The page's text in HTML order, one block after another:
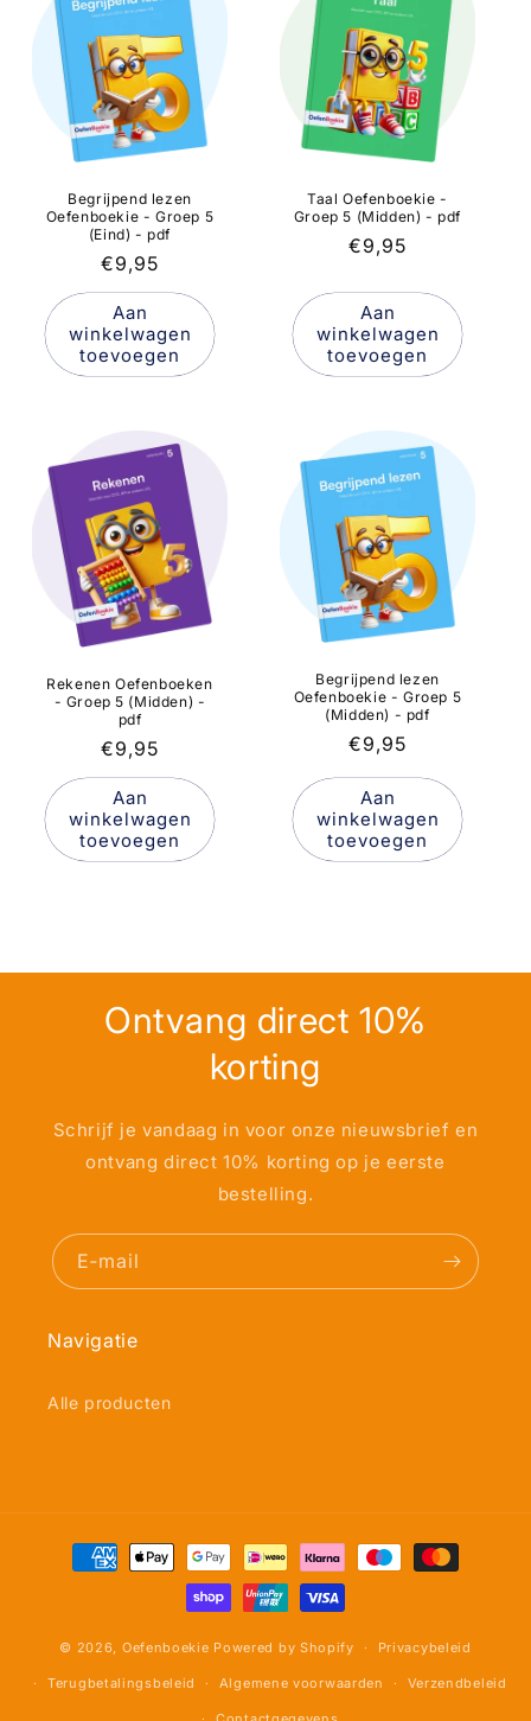
Begrijpend lezen
Oefenboekie - Groep 5
(Eind) - pdf
Normale
prijs
€9,95
Aan
winkelwagen
toevoegen
Taal Oefenboekie -
Groep 5 (Midden) - pdf
Normale
€9,95
Aan
winkelwagen
toevoegen
Rekenen Oefenboeken
- Groep 5 (Midden) -
pdf
Normale
prijs
€9,95
Aan
winkelwagen
toevoegen
Begrijpend lezen
Oefenboekie - Groep 5
(Midden) - pdf
Normale
prijs
€9,95
Aan
winkelwagen
toevoegen
Ontvang direct 10%
korting
Schrijf je vandaag in voor onze nieuwsbrief en
ontvang direct 10% korting op je eerste
bestelling.
E‑mail
Navigatie
Alle producten
Betaalmethoden
© 2026, Oefenboekie Powered by Shopify Privacybeleid
Terugbetalingsbeleid Algemene voorwaarden Verzendbeleid